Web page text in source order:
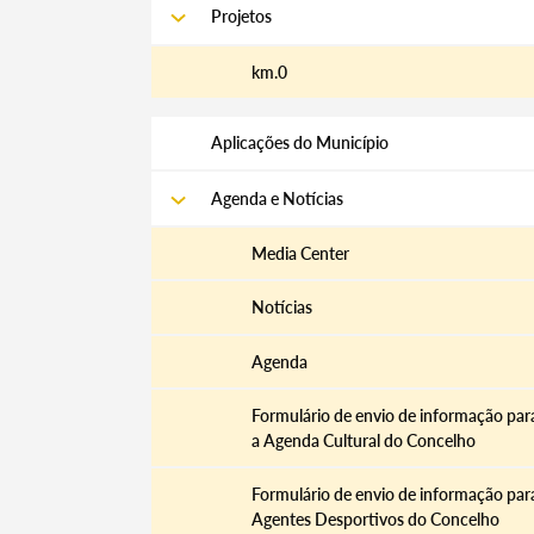
Projetos
km.0
Aplicações do Município
Agenda e Notícias
Media Center
Notícias
Agenda
Formulário de envio de informação
a Agenda Cultural do Concelho
Formulário de envio de informação
Agentes Desportivos do Concelho